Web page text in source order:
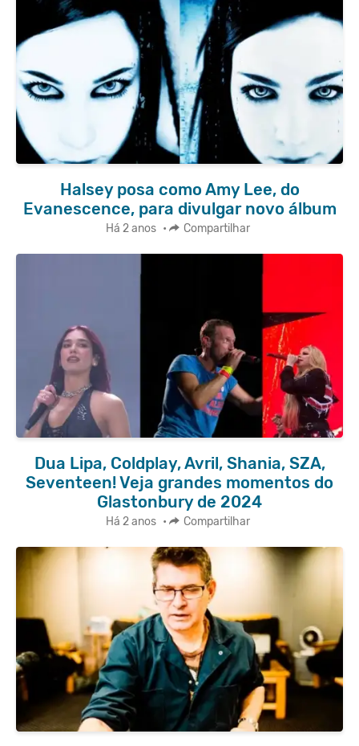
Halsey posa como Amy Lee, do
Evanescence, para divulgar novo álbum
Há 2 anos • Compartilhar
Dua Lipa, Coldplay, Avril, Shania, SZA,
Seventeen! Veja grandes momentos do
Glastonbury de 2024
Há 2 anos • Compartilhar